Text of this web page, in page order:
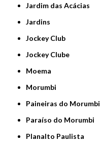
Jardim das Acácias
Jardins
Jockey Club
Jockey Clube
Moema
Morumbi
Paineiras do Morumbi
Paraíso do Morumbi
Planalto Paulista